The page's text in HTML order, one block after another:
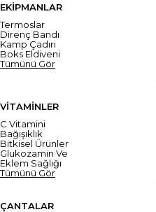
EKİPMANLAR
Termoslar
Direnç Bandı
Kamp Çadırı
Boks Eldiveni
Tümünü Gör
VİTAMİNLER
C Vitamini
Bağışıklık
Bitkisel Ürünler
Glukozamin Ve
Eklem Sağlığı
Tümünü Gör
ÇANTALAR